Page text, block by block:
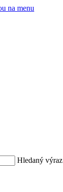
na menu
Hledaný výraz